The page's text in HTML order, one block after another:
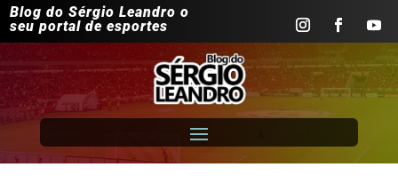
Blog do Sérgio Leandro o
seu portal de esportes